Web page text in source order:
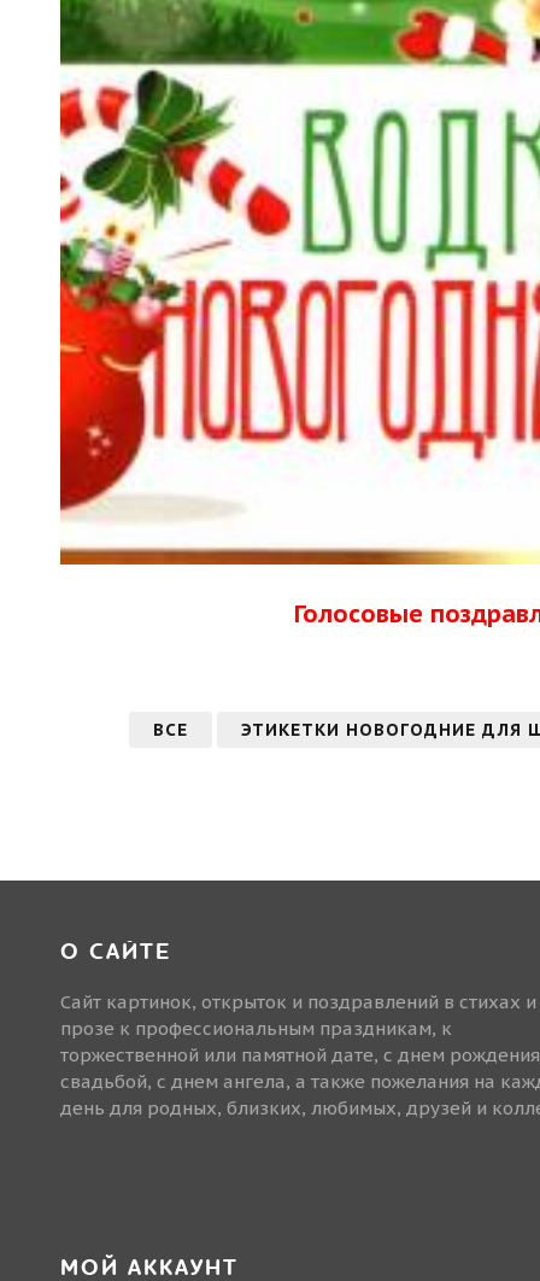
Голосовые
ВСЕ ЭТИКЕТКИ НОВОГОДНИЕ ДЛЯ
О САЙТЕ
Сайт картинок, открыток и поздравлений в стихах и
прозе к профессиональным праздникам, к
торжественной или памятной дате, с днем
свадьбой, с днем ангела, а также пожелания на
день для родных, близких, любимых, друзей и
МОЙ АККАУНТ